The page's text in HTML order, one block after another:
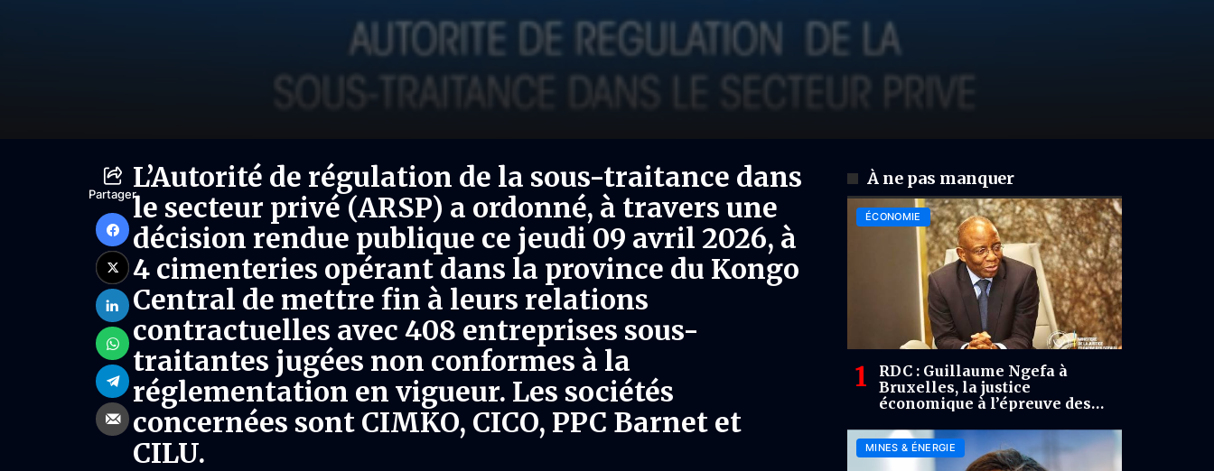
PartagerL’Autorité de régulation de la sous-traitance dans
le secteur privé (ARSP) a ordonné, à travers une
décision rendue publique ce jeudi 09 avril 2026, à
4 cimenteries opérant dans la province du Kongo
Central de mettre fin à leurs relations
contractuelles avec 408 entreprises sous-
traitantes jugées non conformes à la
réglementation en vigueur. Les sociétés
concernées sont CIMKO, CICO, PPC Barnet et
CILU.
À ne pas manquer
ÉCONOMIE
RDC : Guillaume Ngefa à
Bruxelles, la justice
économique à l’épreuve des
MINES & ÉNERGIE